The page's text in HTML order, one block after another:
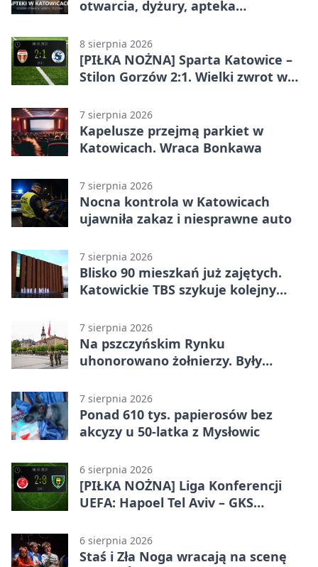
otwarcia, dyżury, apteka
8 sierpnia 2026
[PIŁKA NOŻNA] Sparta Katowice –
Stilon Gorzów 2:1. Wielki zwrot w
7 sierpnia 2026
Kapelusze przejmą parkiet w
Katowicach. Wraca Bonkawa
7 sierpnia 2026
Nocna kontrola w Katowicach
ujawniła zakaz i niesprawne auto
7 sierpnia 2026
Blisko 90 mieszkań już zajętych.
Katowickie TBS szykuje kolejny
7 sierpnia 2026
Na pszczyńskim Rynku
uhonorowano żołnierzy. Były
7 sierpnia 2026
Ponad 610 tys. papierosów bez
akcyzy u 50-latka z Mysłowic
6 sierpnia 2026
[PIŁKA NOŻNA] Liga Konferencji
UEFA: Hapoel Tel Aviv – GKS
rundy kwalifikacyjnej
6 sierpnia 2026
Staś i Zła Noga wracają na scenę